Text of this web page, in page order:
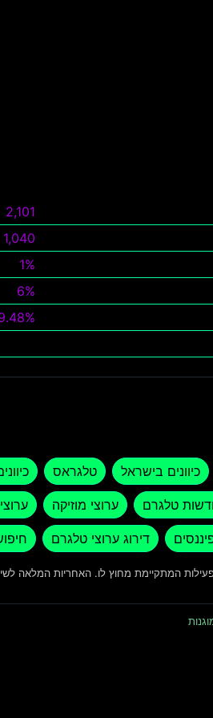
2,101
1,040
1%
6%
כיוונים בישראל טלגראס
טלגרם ערוצי מוזיקה
דירוג ערוצי טלגרם
המתקיימת מחוץ לו. האחריות המלאה